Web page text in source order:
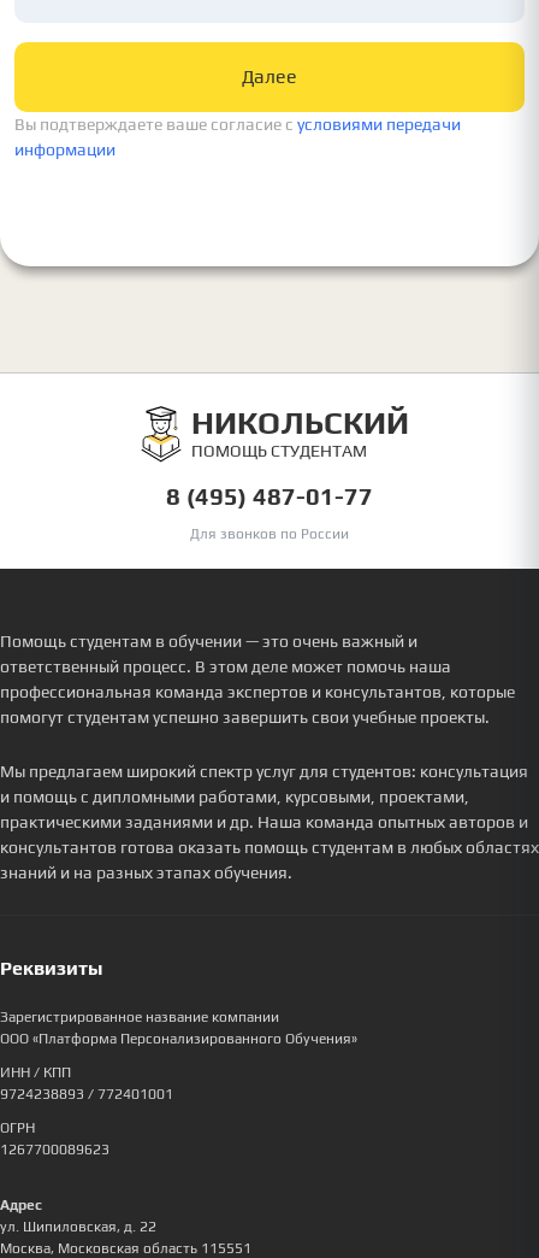
Вы подтверждаете ваше согласие c условиями передачи
информации
Далее
НИКОЛЬСКИЙ
ПОМОЩЬ СТУДЕНТАМ
8 (495) 487-01-77
Для звонков по России
Помощь студентам в обучении — это очень важный и
ответственный процесс. В этом деле может помочь наша
профессиональная команда экспертов и консультантов, которые
помогут студентам успешно завершить свои учебные проекты.
Мы предлагаем широкий спектр услуг для студентов: консультация
и помощь с дипломными работами, курсовыми, проектами,
практическими заданиями и др. Наша команда опытных авторов и
консультантов готова оказать помощь студентам в любых областях
знаний и на разных этапах обучения.
Реквизиты
Зарегистрированное название компании
ООО «Платформа Персонализированного Обучения»
ИНН / КПП
9724238893 / 772401001
ОГРН
1267700089623
Адрес
ул. Шипиловская, д. 22
Москва, Московская область 115551